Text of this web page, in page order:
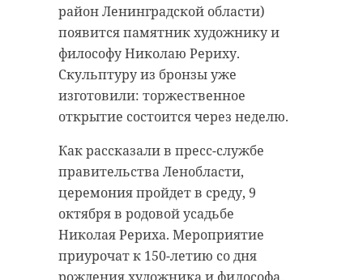
район Ленинградской области)
появится памятник художнику и
философу Николаю Рериху.
Скульптуру из бронзы уже
изготовили: торжественное
открытие состоится через неделю.
Как рассказали в пресс-службе
правительства Ленобласти,
церемония пройдет в среду, 9
октября в родовой усадьбе
Николая Рериха. Мероприятие
приурочат к 150-летию со дня
рождения художника и философа.
Ленрубеж !видео
Игорь Янин